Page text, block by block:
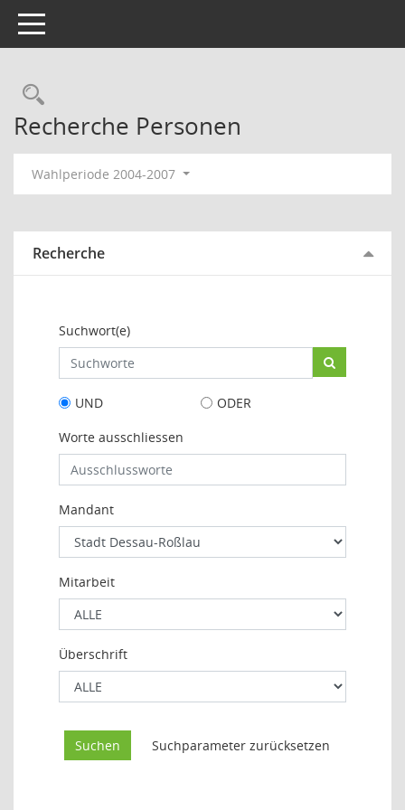
Toggle navigation
Rechercheauswahl
Recherche Personen
Wahlperiode 2004-2007
Recherche
Suchwort(e)
UND
ODER
Worte ausschliessen
Mandant
Mitarbeit
Überschrift